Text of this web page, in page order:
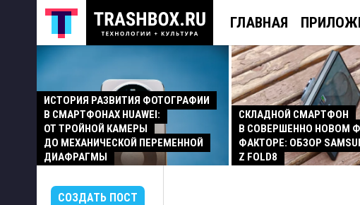
ГЛАВНАЯ
ИСТОРИЯ РАЗВИТИЯ ФОТОГРАФИИ
В СМАРТФОНАХ HUAWEI:
ОТ ТРОЙНОЙ КАМЕРЫ
ДО МЕХАНИЧЕСКОЙ ПЕРЕМЕННОЙ
ДИАФРАГМЫ
СКЛАДНОЙ СМАРТФОН
В СОВЕРШЕННО НОВОМ
ФАКТОРЕ: ОБЗОР
Z FOLD8
СОЗДАТЬ ПОСТ